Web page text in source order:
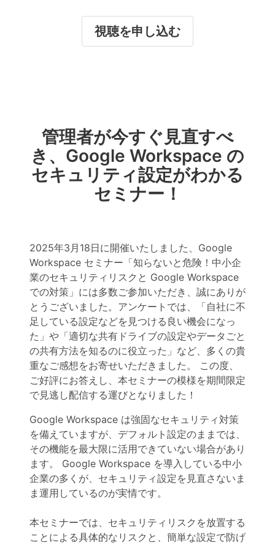
視聴を申し込む
管理者が今すぐ見直すべ
き、Google Workspace の
セキュリティ設定がわかる
セミナー！
2025年3月18日に開催いたしました、Google
Workspace セミナー「知らないと危険！中小企
業のセキュリティリスクと Google Workspace
での対策」には多数ご参加いただき、誠にありが
とうございました。アンケートでは、「自社に不
足している設定などを見つける良い機会になっ
た」や「適切な共有ドライブの設定やデータごと
の共有方法を知るのに役立った」など、多くの貴
重なご感想をお寄せいただきました。 この度、
ご好評にお答えし、本セミナーの模様を期間限定
で見逃し配信する運びとなりました！
Google Workspace は強固なセキュリティ対策
を備えていますが、デフォルト設定のままでは、
その機能を最大限に活用できていない場合があり
ます。 Google Workspace を導入している中小
企業の多くが、セキュリティ設定を見直さないま
ま運用しているのが実情です。
本セミナーでは、セキュリティリスクを放置する
ことによる具体的なリスクと、簡単な設定で防げ